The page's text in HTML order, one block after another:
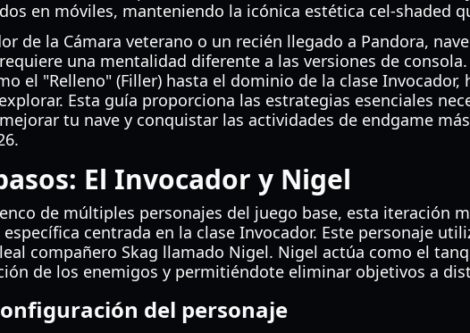
en móviles, manteniendo la icónica estética cel-shaded
de la Cámara veterano o un recién llegado a Pandora,
una mentalidad diferente a las versiones de
el "Relleno" (Filler) hasta el dominio de la clase Invocador,
Esta guía proporciona las estrategias esenciales
tu nave y conquistar las actividades de endgame
El Invocador y Nigel
de múltiples personajes del juego base, esta iteración
centrada en la clase Invocador. Este personaje
compañero Skag llamado Nigel. Nigel actúa como el
de los enemigos y permitiéndote eliminar objetivos a
del personaje